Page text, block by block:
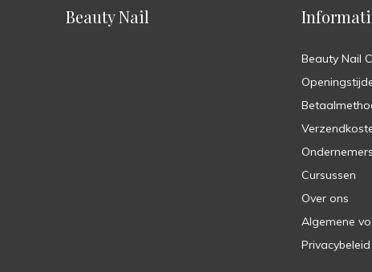
Beauty Nail
Beauty Nail
Ondernemers
Cursussen
Over ons
Algemene
Privacybeleid